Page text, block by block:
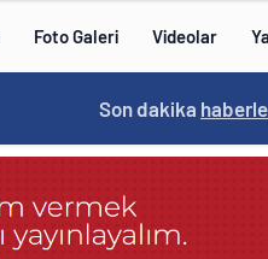
Foto Galeri Videolar
14:57 /
Son dakika